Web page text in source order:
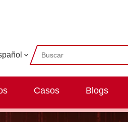
Casos Blogs